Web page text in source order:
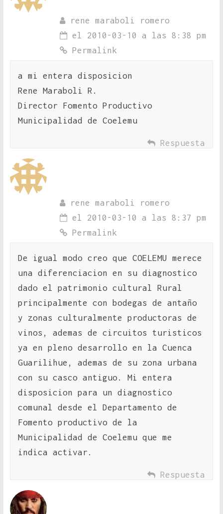
rene maraboli romero
el 2010-03-10 a las 8:38 pm
Permalink
a mi entera disposicion
Rene Maraboli R.
Director Fomento Productivo
Municipalidad de Coelemu
Respuesta
rene maraboli romero
el 2010-03-10 a las 8:37 pm
Permalink
De igual modo creo que COELEMU merece
una diferenciacion en su diagnostico
dado el patrimonio cultural Rural
principalmente con bodegas de antaño
y zonas culturalmente productoras de
vinos, ademas de circuitos turisticos
ya en pleno desarrollo en la Cuenca
Guarilihue, ademas de su zona urbana
con su casco antiguo. Mi entera
disposicion para un diagnostico
comunal desde el Departamento de
Fomento productivo de la
Municipalidad de Coelemu que me
indica activar.
Respuesta